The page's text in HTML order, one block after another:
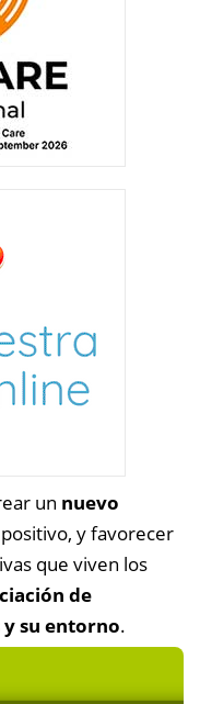
un nuevo
y favorecer
que viven los
de
su entorno.